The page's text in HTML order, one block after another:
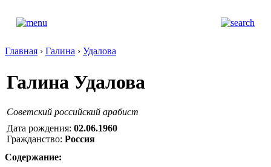
Главная › Галина › Удалова
Галина Удалова
Советский российский арабист
Дата рождения: 02.06.1960
Гражданство: Россия
Содержание: